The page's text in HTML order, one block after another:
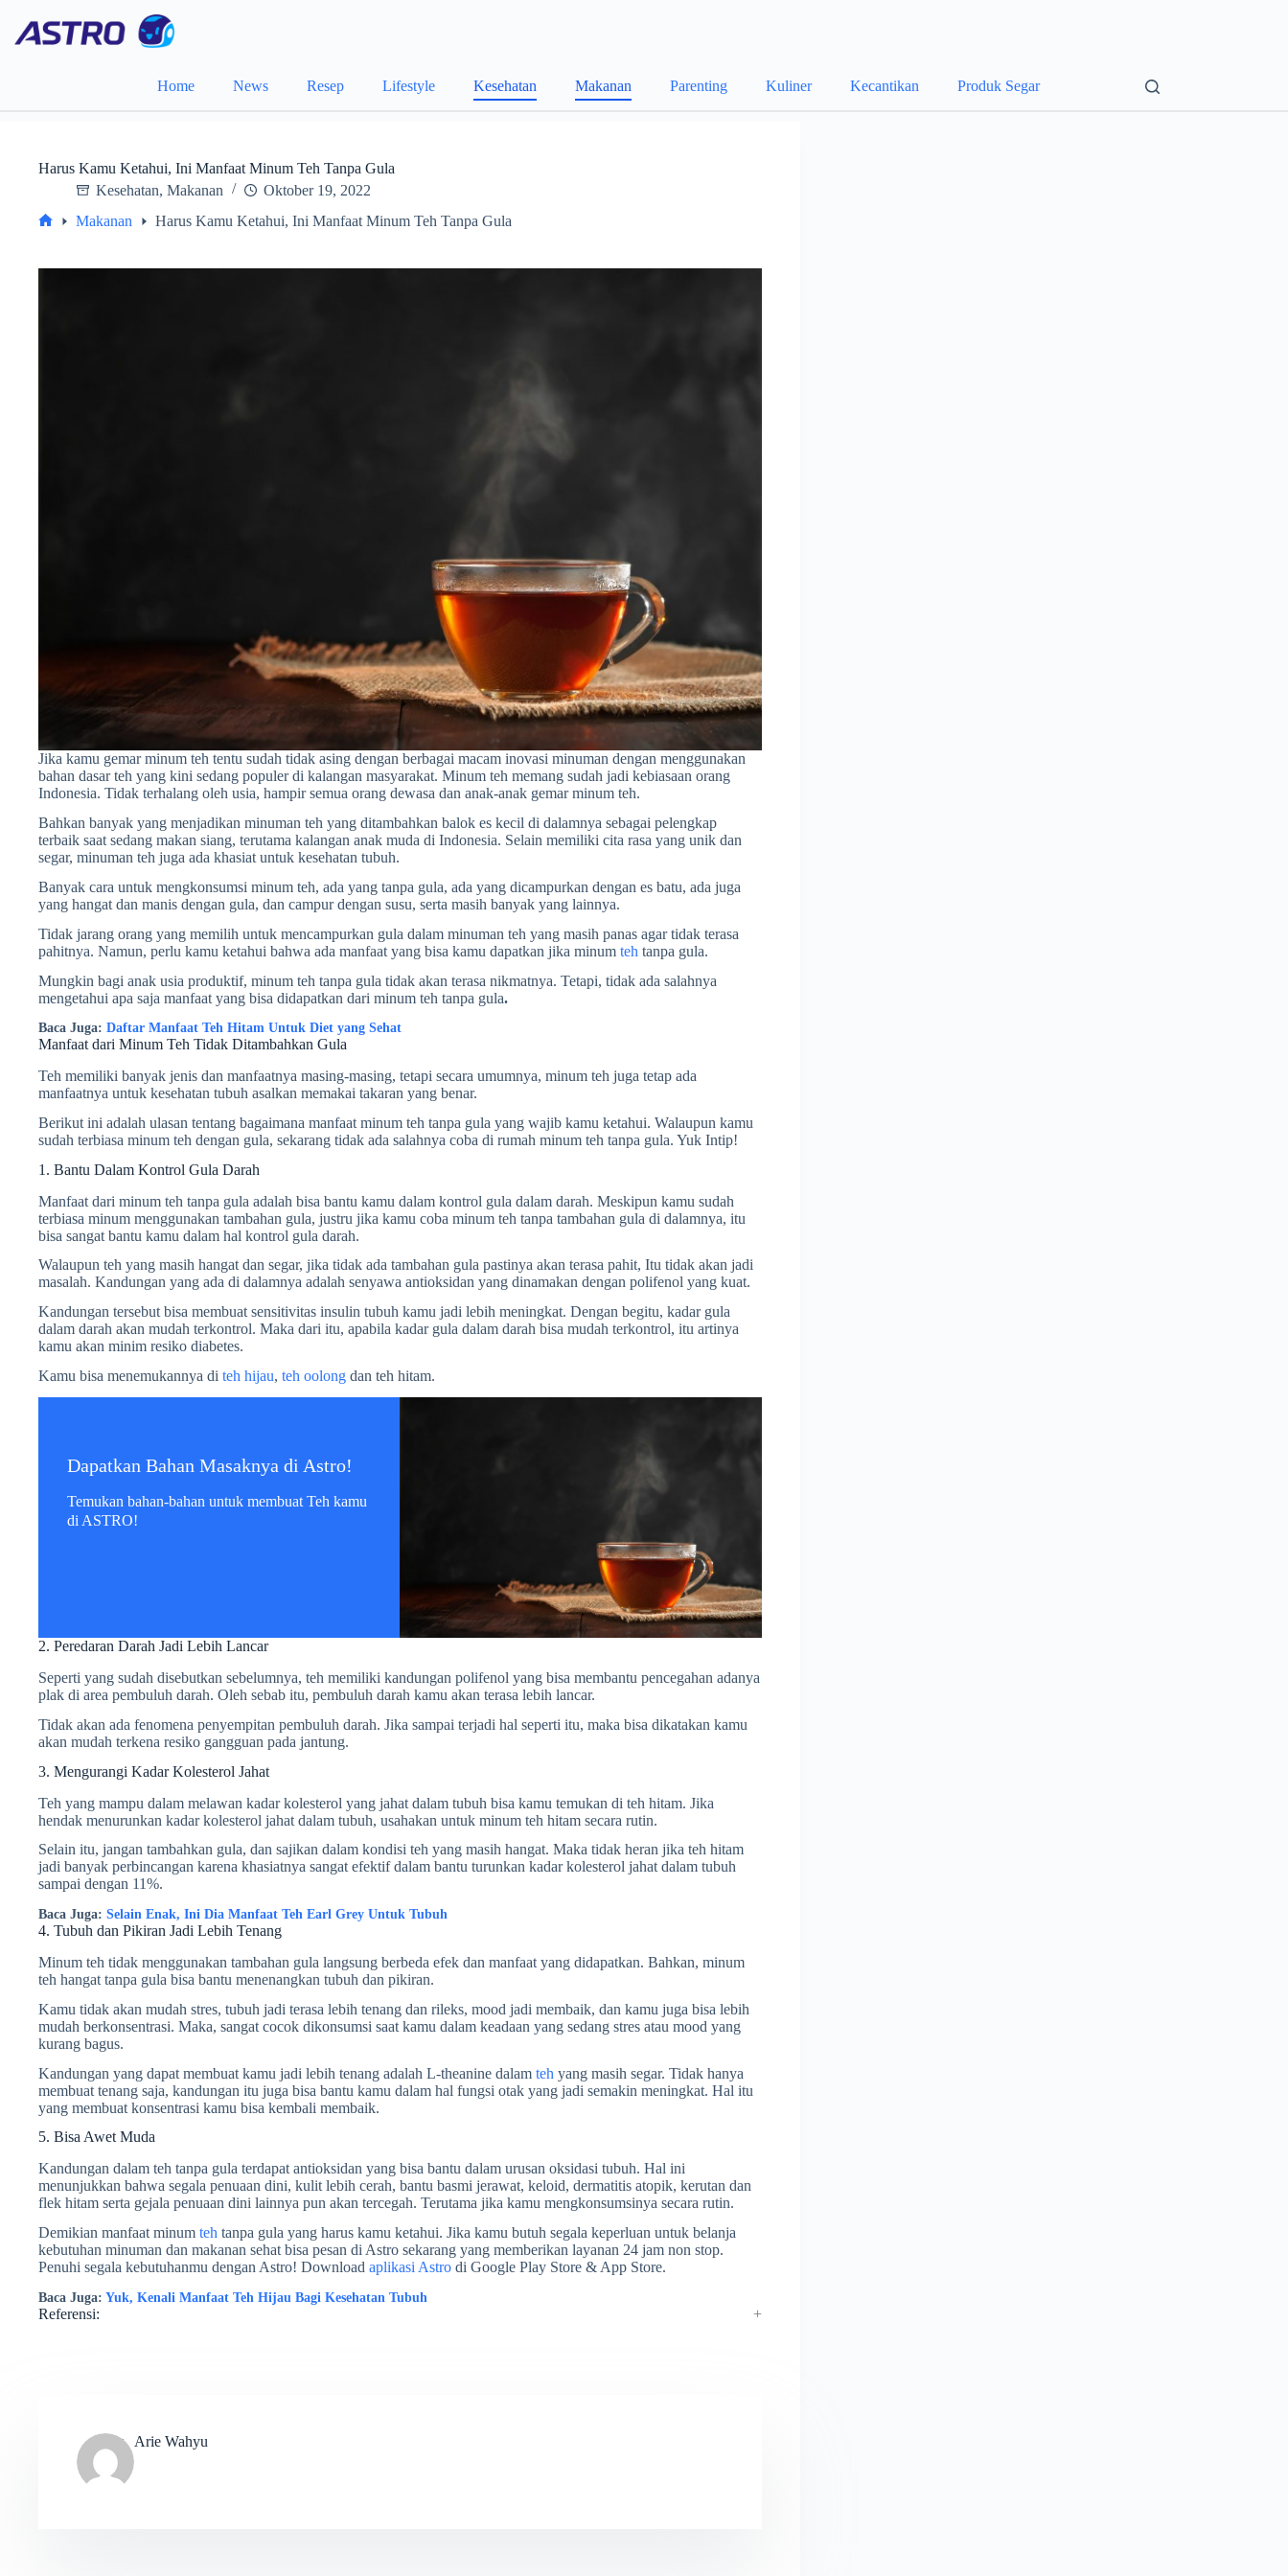
content
Home News Resep Lifestyle Kesehatan Makanan Parenting Kuliner Kecantikan Produk Segar
Harus Kamu Ketahui, Ini Manfaat Minum Teh Tanpa Gula
Kesehatan, Makanan Oktober 19, 2022
Makanan Harus Kamu Ketahui, Ini Manfaat Minum Teh Tanpa Gula
Jika kamu gemar minum teh tentu sudah tidak asing dengan berbagai macam inovasi minuman dengan menggunakan
bahan dasar teh yang kini sedang populer di kalangan masyarakat. Minum teh memang sudah jadi kebiasaan orang
Indonesia. Tidak terhalang oleh usia, hampir semua orang dewasa dan anak-anak gemar minum teh.
Bahkan banyak yang menjadikan minuman teh yang ditambahkan balok es kecil di dalamnya sebagai pelengkap
terbaik saat sedang makan siang, terutama kalangan anak muda di Indonesia. Selain memiliki cita rasa yang unik dan
segar, minuman teh juga ada khasiat untuk kesehatan tubuh.
Banyak cara untuk mengkonsumsi minum teh, ada yang tanpa gula, ada yang dicampurkan dengan es batu, ada juga
yang hangat dan manis dengan gula, dan campur dengan susu, serta masih banyak yang lainnya.
Tidak jarang orang yang memilih untuk mencampurkan gula dalam minuman teh yang masih panas agar tidak terasa
pahitnya. Namun, perlu kamu ketahui bahwa ada manfaat yang bisa kamu dapatkan jika minum teh tanpa gula.
Mungkin bagi anak usia produktif, minum teh tanpa gula tidak akan terasa nikmatnya. Tetapi, tidak ada salahnya
mengetahui apa saja manfaat yang bisa didapatkan dari minum teh tanpa gula.
Baca Juga: Daftar Manfaat Teh Hitam Untuk Diet yang Sehat
Manfaat dari Minum Teh Tidak Ditambahkan Gula
Teh memiliki banyak jenis dan manfaatnya masing-masing, tetapi secara umumnya, minum teh juga tetap ada
manfaatnya untuk kesehatan tubuh asalkan memakai takaran yang benar.
Berikut ini adalah ulasan tentang bagaimana manfaat minum teh tanpa gula yang wajib kamu ketahui. Walaupun kamu
sudah terbiasa minum teh dengan gula, sekarang tidak ada salahnya coba di rumah minum teh tanpa gula. Yuk Intip!
1. Bantu Dalam Kontrol Gula Darah
Manfaat dari minum teh tanpa gula adalah bisa bantu kamu dalam kontrol gula dalam darah. Meskipun kamu sudah
terbiasa minum menggunakan tambahan gula, justru jika kamu coba minum teh tanpa tambahan gula di dalamnya, itu
bisa sangat bantu kamu dalam hal kontrol gula darah.
Walaupun teh yang masih hangat dan segar, jika tidak ada tambahan gula pastinya akan terasa pahit, Itu tidak akan jadi
masalah. Kandungan yang ada di dalamnya adalah senyawa antioksidan yang dinamakan dengan polifenol yang kuat.
Kandungan tersebut bisa membuat sensitivitas insulin tubuh kamu jadi lebih meningkat. Dengan begitu, kadar gula
dalam darah akan mudah terkontrol. Maka dari itu, apabila kadar gula dalam darah bisa mudah terkontrol, itu artinya
kamu akan minim resiko diabetes.
Kamu bisa menemukannya di teh hijau, teh oolong dan teh hitam.
Dapatkan Bahan Masaknya di Astro!
Temukan bahan-bahan untuk membuat Teh kamu
di ASTRO!
2. Peredaran Darah Jadi Lebih Lancar
Seperti yang sudah disebutkan sebelumnya, teh memiliki kandungan polifenol yang bisa membantu pencegahan adanya
plak di area pembuluh darah. Oleh sebab itu, pembuluh darah kamu akan terasa lebih lancar.
Tidak akan ada fenomena penyempitan pembuluh darah. Jika sampai terjadi hal seperti itu, maka bisa dikatakan kamu
akan mudah terkena resiko gangguan pada jantung.
3. Mengurangi Kadar Kolesterol Jahat
Teh yang mampu dalam melawan kadar kolesterol yang jahat dalam tubuh bisa kamu temukan di teh hitam. Jika
hendak menurunkan kadar kolesterol jahat dalam tubuh, usahakan untuk minum teh hitam secara rutin.
Selain itu, jangan tambahkan gula, dan sajikan dalam kondisi teh yang masih hangat. Maka tidak heran jika teh hitam
jadi banyak perbincangan karena khasiatnya sangat efektif dalam bantu turunkan kadar kolesterol jahat dalam tubuh
sampai dengan 11%.
Baca Juga: Selain Enak, Ini Dia Manfaat Teh Earl Grey Untuk Tubuh
4. Tubuh dan Pikiran Jadi Lebih Tenang
Minum teh tidak menggunakan tambahan gula langsung berbeda efek dan manfaat yang didapatkan. Bahkan, minum
teh hangat tanpa gula bisa bantu menenangkan tubuh dan pikiran.
Kamu tidak akan mudah stres, tubuh jadi terasa lebih tenang dan rileks, mood jadi membaik, dan kamu juga bisa lebih
mudah berkonsentrasi. Maka, sangat cocok dikonsumsi saat kamu dalam keadaan yang sedang stres atau mood yang
kurang bagus.
Kandungan yang dapat membuat kamu jadi lebih tenang adalah L-theanine dalam teh yang masih segar. Tidak hanya
membuat tenang saja, kandungan itu juga bisa bantu kamu dalam hal fungsi otak yang jadi semakin meningkat. Hal itu
yang membuat konsentrasi kamu bisa kembali membaik.
5. Bisa Awet Muda
Kandungan dalam teh tanpa gula terdapat antioksidan yang bisa bantu dalam urusan oksidasi tubuh. Hal ini
menunjukkan bahwa segala penuaan dini, kulit lebih cerah, bantu basmi jerawat, keloid, dermatitis atopik, kerutan dan
flek hitam serta gejala penuaan dini lainnya pun akan tercegah. Terutama jika kamu mengkonsumsinya secara rutin.
Demikian manfaat minum teh tanpa gula yang harus kamu ketahui. Jika kamu butuh segala keperluan untuk belanja
kebutuhan minuman dan makanan sehat bisa pesan di Astro sekarang yang memberikan layanan 24 jam non stop.
Penuhi segala kebutuhanmu dengan Astro! Download aplikasi Astro di Google Play Store & App Store.
Baca Juga: Yuk, Kenali Manfaat Teh Hijau Bagi Kesehatan Tubuh
Referensi:
Arie Wahyu